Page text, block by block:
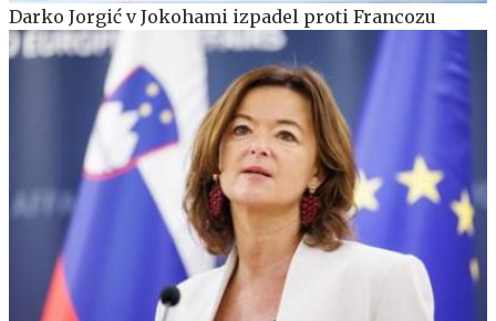
Darko Jorgić v Jokohami izpadel proti Francozu